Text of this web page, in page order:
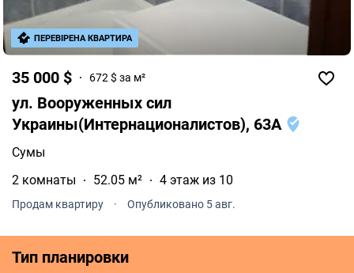
35 000 $ 672 $ за м²
ул. Вооруженных сил
Украины(Интернационалистов), 63А
Сумы
2 комнаты
52.05 м² 4 этаж из 10
Продам квартиру · Опубликовано 5 авг.
ПЕРЕВІРЕНА КВАРТИРА
Тип планировки